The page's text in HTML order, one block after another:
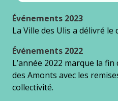
Événements 2023
La Ville des Ulis a délivré le
Événements 2022
L’année 2022 marque la
des Amonts avec les
collectivité.